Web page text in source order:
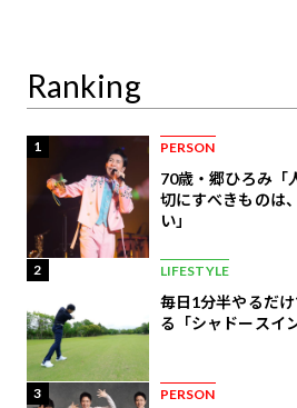
Ranking
1 PERSON
70歳・郷ひろみ「
切にすべきものは
い」
2 LIFESTYLE
毎日1分半やるだ
る「シャドースイ
3 PERSON